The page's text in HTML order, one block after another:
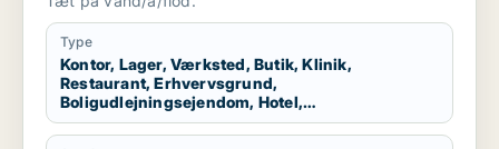
produktionslokaler eller garage til salg i
Storkøbenhavn
Type
Kontor, Lager, Værksted, Butik, Klinik,
Restaurant, Erhvervsgrund,
Boligudlejningsejendom, Hotel,
Produktionslokaler, Garage